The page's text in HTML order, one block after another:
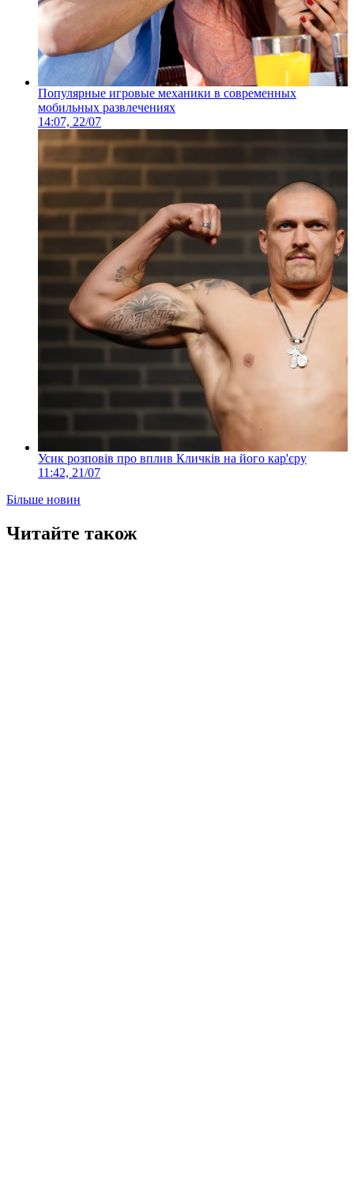
Популярные игровые механики в современных
мобильных развлечениях
14:07, 22/07
Усик розповів про вплив Кличків на його кар'єру
11:42, 21/07
Більше новин
Читайте також